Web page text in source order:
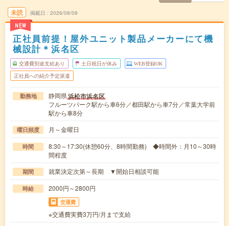
未読
NEW
掲載日 2026/08/09
正社員前提！屋外ユニット製品メーカーにて機
械設計＊浜名区
交通費別途支給あり 土日祝日が休み WEB登録OK
正社員への紹介予定派遣
勤務地 静岡県浜松市浜名区
フルーツパーク駅から車6分／都田駅から車7分／常葉大学前
駅から車8分
曜日頻度 月～金曜日
時間
8:30～17:30(休憩60分、8時間勤務) ◆時間外：月10～30時
間程度
期間 就業決定次第～長期 ▼開始日相談可能
時給 2000円～2800円
交通費
※交通費実費3万円/月まで支給